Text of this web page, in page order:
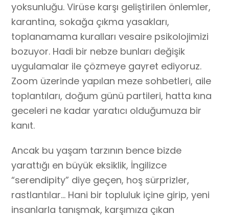
yoksunluğu. Virüse karşı geliştirilen önlemler,
karantina, sokağa çıkma yasakları,
toplanamama kuralları vesaire psikolojimizi
bozuyor. Hadi bir nebze bunları değişik
uygulamalar ile çözmeye gayret ediyoruz.
Zoom üzerinde yapılan meze sohbetleri, aile
toplantıları, doğum günü partileri, hatta kına
geceleri ne kadar yaratıcı olduğumuza bir
kanıt.
Ancak bu yaşam tarzının bence bizde
yarattığı en büyük eksiklik, İngilizce
“serendipity” diye geçen, hoş sürprizler,
rastlantılar… Hani bir topluluk içine girip, yeni
insanlarla tanışmak, karşımıza çıkan